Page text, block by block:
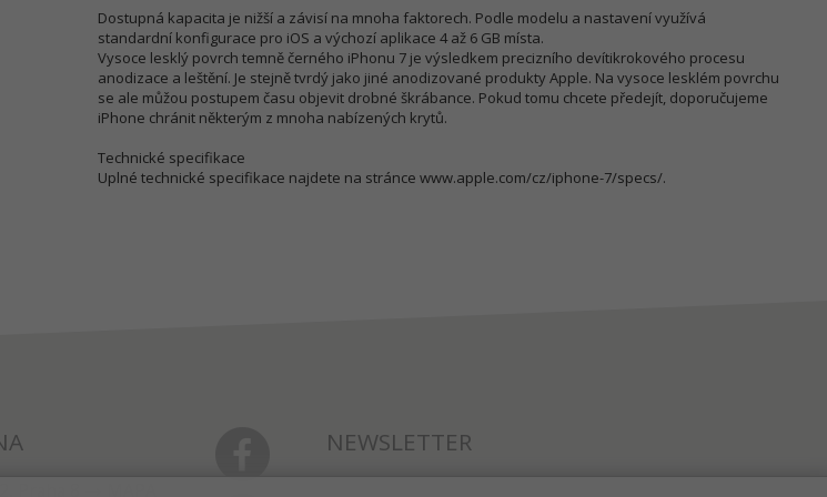
Dostupná kapacita je nižší a závisí na mnoha faktorech. Podle modelu a nastavení využívá
standardní konfigurace pro iOS a výchozí aplikace 4 až 6 GB místa.
Vysoce lesklý povrch temně černého iPhonu 7 je výsledkem precizního devítikrokového procesu
anodizace a leštění. Je stejně tvrdý jako jiné anodizované produkty Apple. Na vysoce lesklém povrchu
se ale můžou postupem času objevit drobné škrábance. Pokud tomu chcete předejít, doporučujeme
iPhone chránit některým z mnoha nabízených krytů.
Technické specifikace
Uplné technické specifikace najdete na stránce www.apple.com/cz/iphone-7/specs/.
NEWSLETTER